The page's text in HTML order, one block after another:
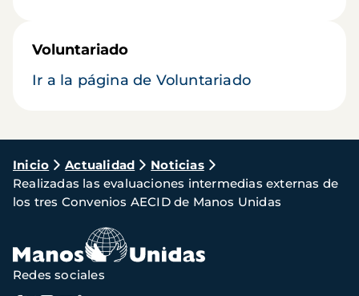
Voluntariado
Ir a la página de Voluntariado
Ruta
de
navegación
Inicio Actualidad
Noticias
Realizadas las evaluaciones intermedias externas de
los tres Convenios AECID de Manos Unidas
Redes sociales